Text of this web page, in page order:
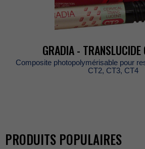
GRADIA-
CT2,CT3,CT4
PRODUITSPOPULAIRES